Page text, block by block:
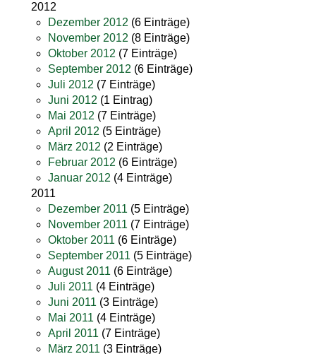
2012
Dezember 2012 (6 Einträge)
November 2012 (8 Einträge)
Oktober 2012 (7 Einträge)
September 2012 (6 Einträge)
Juli 2012 (7 Einträge)
Juni 2012 (1 Eintrag)
Mai 2012 (7 Einträge)
April 2012 (5 Einträge)
März 2012 (2 Einträge)
Februar 2012 (6 Einträge)
Januar 2012 (4 Einträge)
2011
Dezember 2011 (5 Einträge)
November 2011 (7 Einträge)
Oktober 2011 (6 Einträge)
September 2011 (5 Einträge)
August 2011 (6 Einträge)
Juli 2011 (4 Einträge)
Juni 2011 (3 Einträge)
Mai 2011 (4 Einträge)
April 2011 (7 Einträge)
März 2011 (3 Einträge)